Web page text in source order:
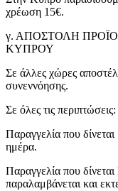
χρέωση 15€.
γ. ΑΠΟΣΤΟΛΗ
ΚΥΠΡΟΥ
Σε άλλες χώρες
συνεννόησης.
Σε όλες τις περιπτώσεις:
Παραγγελία που δίνεται
ημέρα.
Παραγγελία που
παραλαμβάνεται και